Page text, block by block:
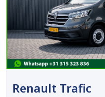
Renault Trafic